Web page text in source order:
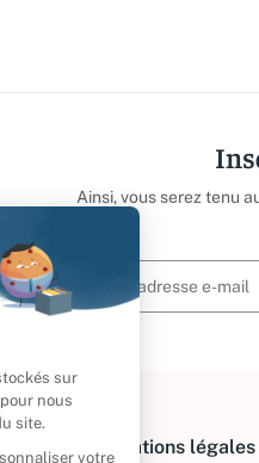
Ainsi, vous serez tenu
Informations légales